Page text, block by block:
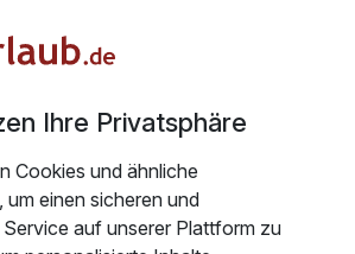
Leo die Wahl zwischen den
eingerichteten Einzel- und
fühlen werden, und den Drei- und
im Hotel Leo genau den richtigen Ort
alle Familienmitglieder wohlfühlen –
Gäste. Die mit viel Liebe zum Detail
Ihre Privatsphäre
Cookies und ähnliche
um einen sicheren und
auf unserer Plattform zu